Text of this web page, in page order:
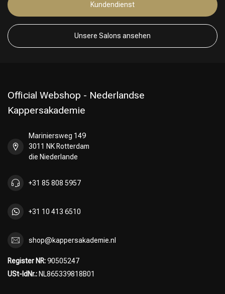
Kundendienst
Unsere Salons ansehen
Official Webshop - Nederlandse
Kappersakademie
Mariniersweg 149
3011 NK Rotterdam
die Niederlande
+31 85 808 5957
+31 10 413 6510
shop@kappersakademie.nl
Register NR:90505247
USt-IdNr.: NL865339818B01